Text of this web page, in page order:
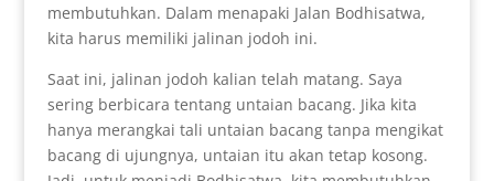
membutuhkan. Dalam menapaki Jalan Bodhisatwa,
kita harus memiliki jalinan jodoh ini.
Saat ini, jalinan jodoh kalian telah matang. Saya
sering berbicara tentang untaian bacang. Jika kita
hanya merangkai tali untaian bacang tanpa mengikat
bacang di ujungnya, untaian itu akan tetap kosong.